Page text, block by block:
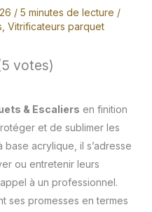
/ 5 minutes de lecture /
Vitrificateurs parquet
votes)
& Escaliers en finition
et de sublimer les
base acrylique, il s’adresse
ou entretenir leurs
à un professionnel.
ses promesses en termes